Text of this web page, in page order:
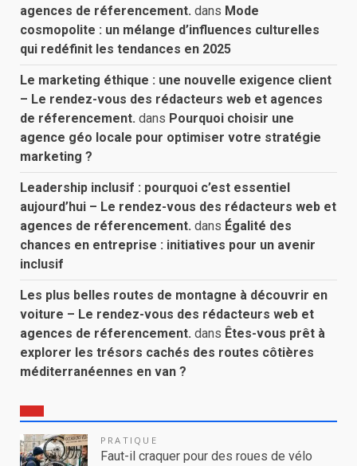
agences de réferencement. dans Mode
cosmopolite : un mélange d’influences culturelles
qui redéfinit les tendances en 2025
Le marketing éthique : une nouvelle exigence client
– Le rendez-vous des rédacteurs web et agences
de réferencement. dans Pourquoi choisir une
agence géo locale pour optimiser votre stratégie
marketing ?
Leadership inclusif : pourquoi c’est essentiel
aujourd’hui – Le rendez-vous des rédacteurs web et
agences de réferencement. dans Égalité des
chances en entreprise : initiatives pour un avenir
inclusif
Les plus belles routes de montagne à découvrir en
voiture – Le rendez-vous des rédacteurs web et
agences de réferencement. dans Êtes-vous prêt à
explorer les trésors cachés des routes côtières
méditerranéennes en van ?
PRATIQUE
Faut-il craquer pour des roues de vélo